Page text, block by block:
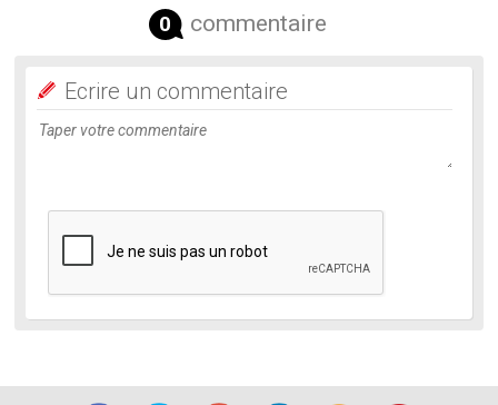
0 commentaire
Ecrire un commentaire